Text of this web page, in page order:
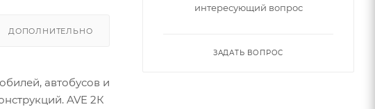
ДОПОЛНИТЕЛЬНО
автобусов и
AVE 2К
интересующий вопрос
ЗАДАТЬ ВОПРОС